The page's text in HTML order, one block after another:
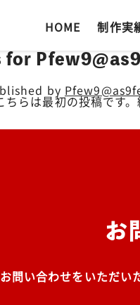
HOME 制作実
by
らは最初の投稿です
お
お問い合わせをいただい